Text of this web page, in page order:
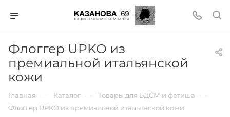
Флоггер UPKO из
премиальной итальянской
кожи
Главная — Каталог — Товары для БДСМ и фетиша —
Флоггер UPKO из премиальной итальянской кожи